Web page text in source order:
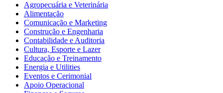
Agropecuária e Veterinária
Alimentação
Comunicação e Marketing
Construção e Engenharia
Contabilidade e Auditoria
Cultura, Esporte e Lazer
Educação e Treinamento
Energia e Utilities
Eventos e Cerimonial
Apoio Operacional